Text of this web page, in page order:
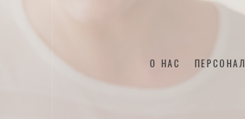
О НАС ПЕРСОНАЛ